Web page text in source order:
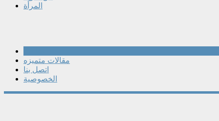
المرأة
مقالات متميزه
اتصل بنا
الخصوصية